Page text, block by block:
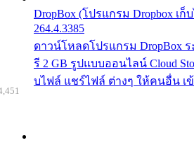
DropBox (โปรแกรม Dropbox เ
264.4.3385
ดาวน์โหลดโปรแกรม DropBox
รี 2 GB รูปแบบออนไลน์ Cloud
บไฟล์ แชร์ไฟล์ ต่างๆ ให้คนอื่น เ